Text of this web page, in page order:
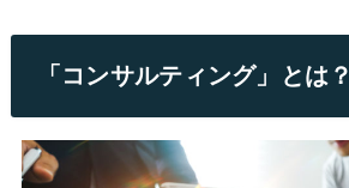
「コンサルティング」とは？